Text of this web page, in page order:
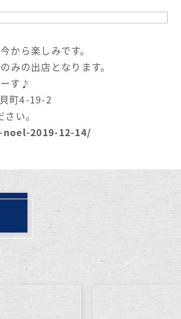
から楽しみです。
の出店となります。
す♪
町4-19-2
い。
2019-12-14/